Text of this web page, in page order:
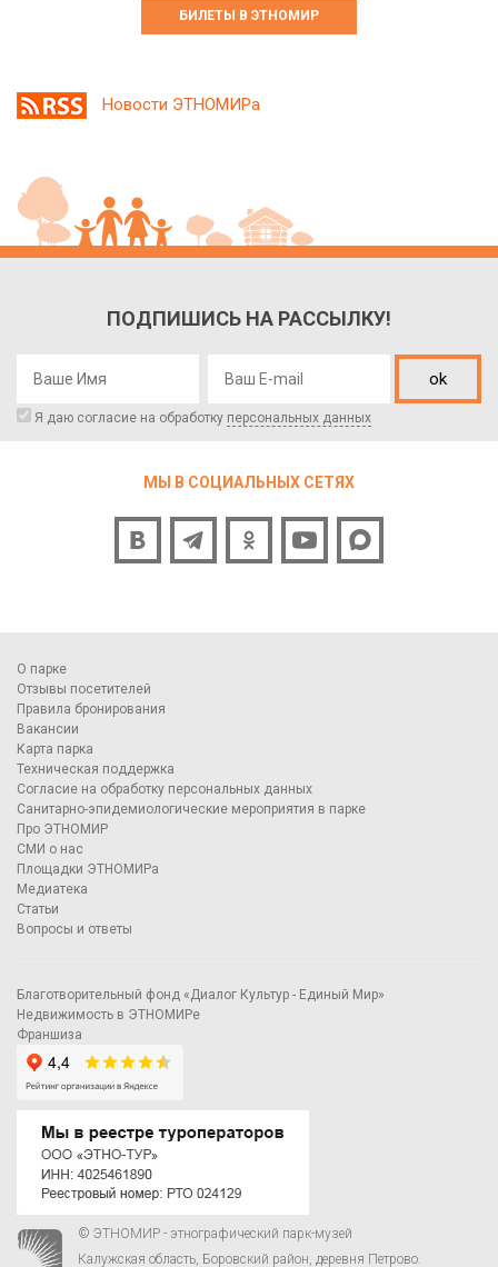
БИЛЕТЫ В ЭТНОМИР
Новости ЭТНОМИРа
ПОДПИШИСЬ НА РАССЫЛКУ!
ok
Я даю согласие на обработку персональных данных
МЫ В СОЦИАЛЬНЫХ СЕТЯХ
О парке
Отзывы посетителей
Правила бронирования
Вакансии
Карта парка
Техническая поддержка
Согласие на обработку персональных данных
Санитарно-эпидемиологические мероприятия в парке
Про ЭТНОМИР
СМИ о нас
Площадки ЭТНОМИРа
Медиатека
Статьи
Вопросы и ответы
Благотворительный фонд «Диалог Культур - Единый Мир»
Недвижимость в ЭТНОМИРе
Франшиза
© ЭТНОМИР - этнографический парк-музей
Калужская область, Боровский район, деревня Петрово.